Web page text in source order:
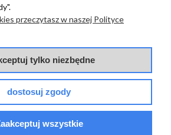
I DOSTAWA
code and analytics: terradeco
przeczytasz w naszej Polityce
tylko niezbędne
dostosuj zgody
wszystkie